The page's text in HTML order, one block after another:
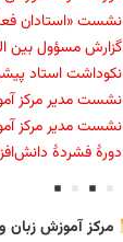
نشست «استادان
گزارش مسؤول بین
نکوداشت استاد
نشست مدیر مرکز
نشست مدیر مرکز
دورهٔ فشردهٔ
مرکز آموزش